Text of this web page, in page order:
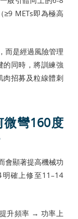
≥9 METs即為極高
而是經過風險管理
的同時，將訓練強
肉招募及粒線體刺
彎160度
會顯著提高機械功
確上修至11–14
升頻率 → 功率上